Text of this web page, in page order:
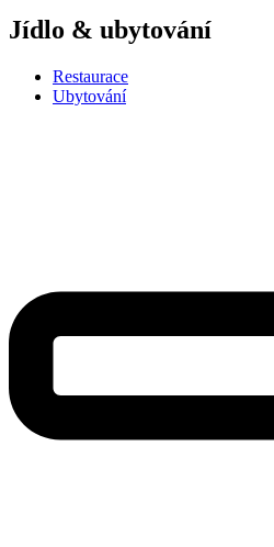
Jídlo & ubytování
Restaurace
Ubytování